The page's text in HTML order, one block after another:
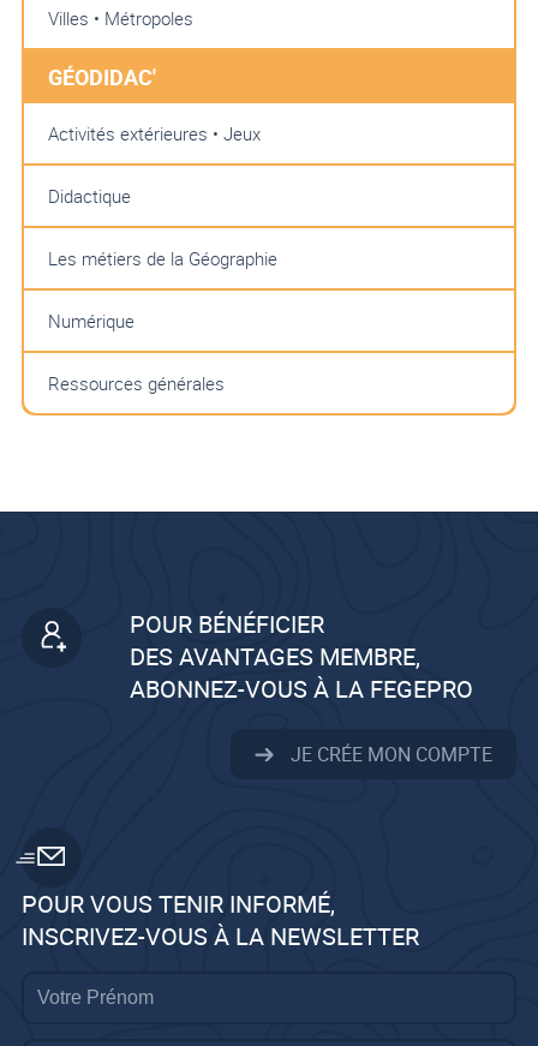
Villes • Métropoles
GÉODIDAC'
Activités extérieures • Jeux
Didactique
Les métiers de la Géographie
Numérique
Ressources générales
POUR BÉNÉFICIER
DES AVANTAGES MEMBRE,
ABONNEZ-VOUS À LA FEGEPRO
JE CRÉE MON COMPTE
POUR VOUS TENIR INFORMÉ,
INSCRIVEZ-VOUS À LA NEWSLETTER